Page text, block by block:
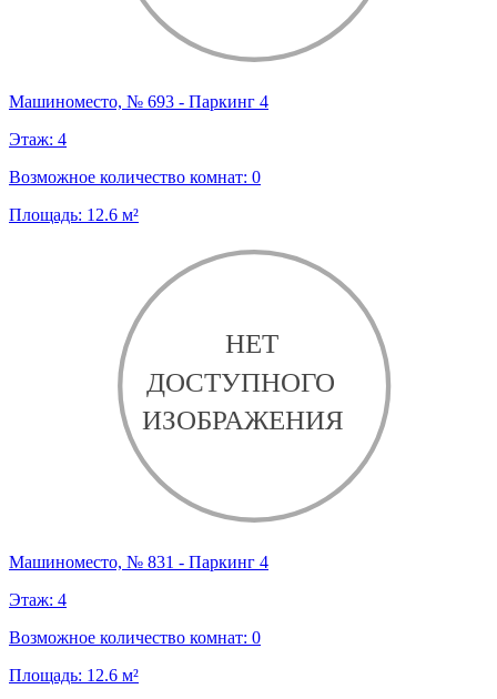
Машиноместо, № 693 - Паркинг 4
Этаж: 4
Возможное количество комнат: 0
Площадь: 12.6 м²
Машиноместо, № 831 - Паркинг 4
Этаж: 4
Возможное количество комнат: 0
Площадь: 12.6 м²